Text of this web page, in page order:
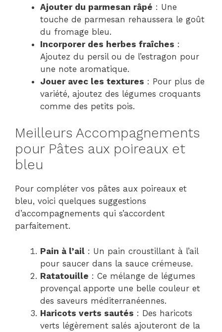
Ajouter du parmesan râpé : Une
touche de parmesan rehaussera le goût
du fromage bleu.
Incorporer des herbes fraîches :
Ajoutez du persil ou de l’estragon pour
une note aromatique.
Jouer avec les textures : Pour plus de
variété, ajoutez des légumes croquants
comme des petits pois.
Meilleurs Accompagnements
pour Pâtes aux poireaux et
bleu
Pour compléter vos pâtes aux poireaux et
bleu, voici quelques suggestions
d’accompagnements qui s’accordent
parfaitement.
Pain à l’ail : Un pain croustillant à l’ail
pour saucer dans la sauce crémeuse.
Ratatouille : Ce mélange de légumes
provençal apporte une belle couleur et
des saveurs méditerranéennes.
Haricots verts sautés : Des haricots
verts légèrement salés ajouteront de la